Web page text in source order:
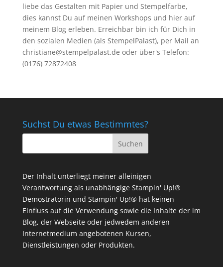
liebe das Gestalten mit Papier und Stempelfarbe,
dies kannst Du auf meinen Workshops und hier auf
meinem Blog erleben. Erreichbar bin ich für Dich in
den sozialen Medien (als StempelPalast), per Mail an
christiane@stempelpalast.de oder über's Telefon:
(0176) 72872408
Suchst Du etwas Bestimmtes?
Der Inhalt unterliegt meiner alleinigen
Verantwortung als unabhängige Stampin' Up!®
Demostratorin und Stampin' Up!® hat keinen
Einfluss auf die Verwendung sowie die Inhalte der im
Blog, der Webseite oder jedwedem anderen
Internetmedium angebotenen Kursen,
Dienstleistungen oder Produkten.